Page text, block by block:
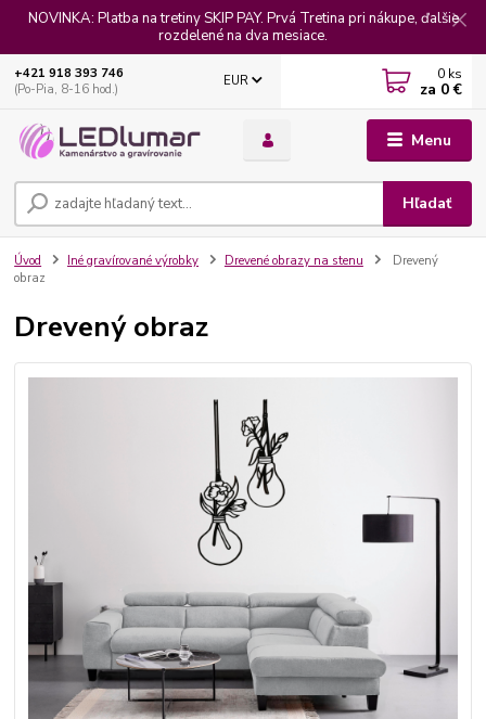
NOVINKA: Platba na tretiny SKIP PAY. Prvá Tretina pri nákupe, ďalšie
rozdelené na dva mesiace.
Menu
EUR
Hľadať
+421 918 393 746
(Po-Pia, 8-16 hod.)
0 ks
za 0 €
Úvod Iné gravírované výrobky Drevené obrazy na stenu
Drevený
obraz
Drevený obraz